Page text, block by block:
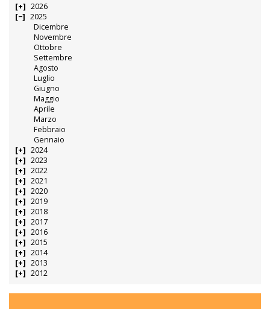
2026
2025
Dicembre
Novembre
Ottobre
Settembre
Agosto
Luglio
Giugno
Maggio
Aprile
Marzo
Febbraio
Gennaio
2024
2023
2022
2021
2020
2019
2018
2017
2016
2015
2014
2013
2012